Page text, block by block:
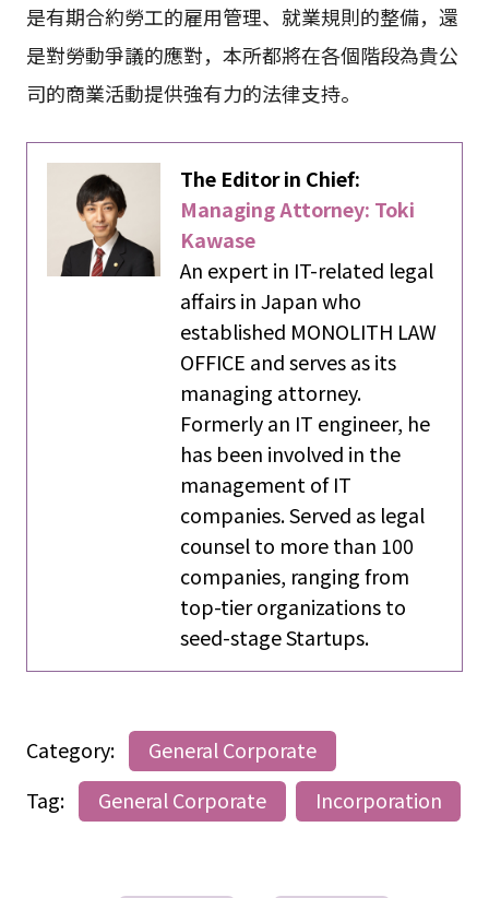
是有期合約勞工的雇用管理、就業規則的整備，還
是對勞動爭議的應對，本所都將在各個階段為貴公
司的商業活動提供強有力的法律支持。
The Editor in Chief:
Managing Attorney: Toki
Kawase
An expert in IT-related legal
affairs in Japan who
established MONOLITH LAW
OFFICE and serves as its
managing attorney.
Formerly an IT engineer, he
has been involved in the
management of IT
companies. Served as legal
counsel to more than 100
companies, ranging from
top-tier organizations to
seed-stage Startups.
Category:
General Corporate
Tag:
General Corporate Incorporation